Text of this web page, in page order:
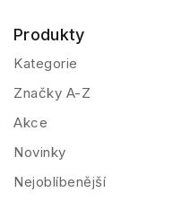
Produkty
Kategorie
Značky A-Z
Akce
Novinky
Nejoblíbenější